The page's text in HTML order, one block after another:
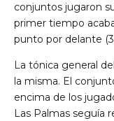
conjuntos jugaron
primer tiempo
punto por delante
La tónica general
la misma. El
encima de los
Las Palmas seguía